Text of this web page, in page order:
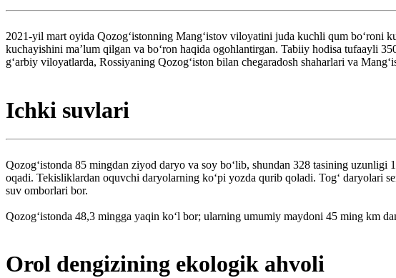
2021-yil mart oyida Qozogʻistonning Mangʻistov viloyatini juda kuchli qum boʻroni
kuchayishini maʼlum qilgan va boʻron haqida ogohlantirgan. Tabiiy hodisa tufaayli
gʻarbiy viloyatlarda, Rossiyaning Qozogʻiston bilan chegaradosh shaharlari va
Ichki suvlari
Qozogʻistonda 85 mingdan ziyod daryo va soy boʻlib, shundan 328 tasining
oqadi. Tekisliklardan oquvchi daryolarning koʻpi yozda qurib qoladi. Togʻ daryolari
suv omborlari bor.
Qozogʻistonda 48,3 mingga yaqin koʻl bor; ularning umumiy maydoni 45 ming km
Orol dengizining ekologik ahvoli